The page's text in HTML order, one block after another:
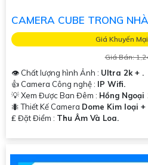
CAMERA CUBE TRONG
Giá Khuyến
Giá Bán:
👁 Chất lượng hình Ảnh : Ultra 2k + .
👍 Camera Công nghệ : IP Wifi.
💡 Xem Được Ban Đêm : Hồng Ngoại
🐜 Thiết Kế Camera Dome Kim loại +
️₤ Đặt Điểm : Thu Âm Và Loa.